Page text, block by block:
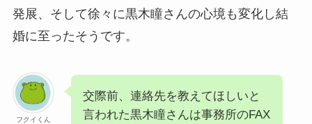
発展、そして徐々に黒木瞳さんの心境も変化し結
婚に至ったそうです。
フクイくん
交際前、連絡先を教えてほしいと
言われた黒木瞳さんは事務所のFAX